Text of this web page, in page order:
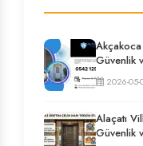
Akçakoca
Güvenlik
2026-05-
Alaçatı
Güvenlik